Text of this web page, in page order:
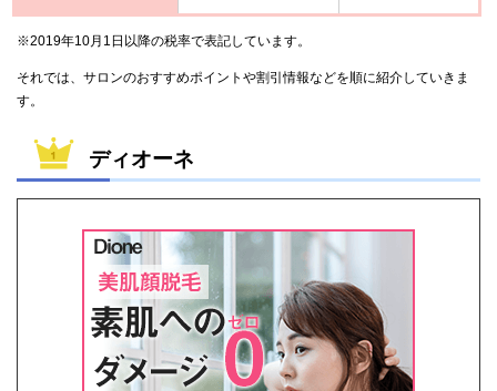
※2019年10月1日以降の税率で表記しています。
それでは、サロンのおすすめポイントや割引情報などを順に紹介していきま
す。
ディオーネ